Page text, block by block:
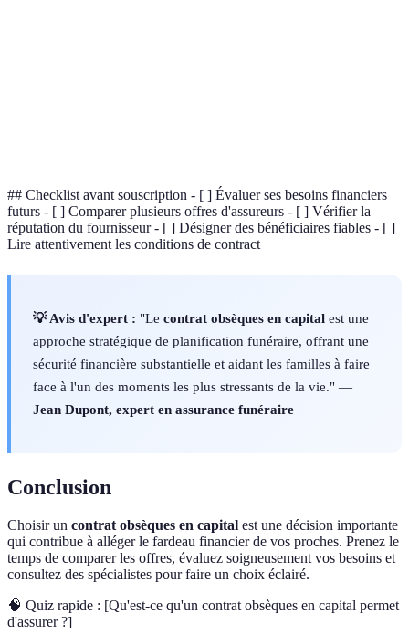
## Checklist avant souscription - [ ] Évaluer ses besoins financiers
futurs - [ ] Comparer plusieurs offres d'assureurs - [ ] Vérifier la
réputation du fournisseur - [ ] Désigner des bénéficiaires fiables - [ ]
Lire attentivement les conditions de contract
💡 Avis d'expert : "Le contrat obsèques en capital est une
approche stratégique de planification funéraire, offrant une
sécurité financière substantielle et aidant les familles à faire
face à l'un des moments les plus stressants de la vie." —
Jean Dupont, expert en assurance funéraire
Conclusion
Choisir un contrat obsèques en capital est une décision importante
qui contribue à alléger le fardeau financier de vos proches. Prenez le
temps de comparer les offres, évaluez soigneusement vos besoins et
consultez des spécialistes pour faire un choix éclairé.
🧠 Quiz rapide : [Qu'est-ce qu'un contrat obsèques en capital permet
d'assurer ?]